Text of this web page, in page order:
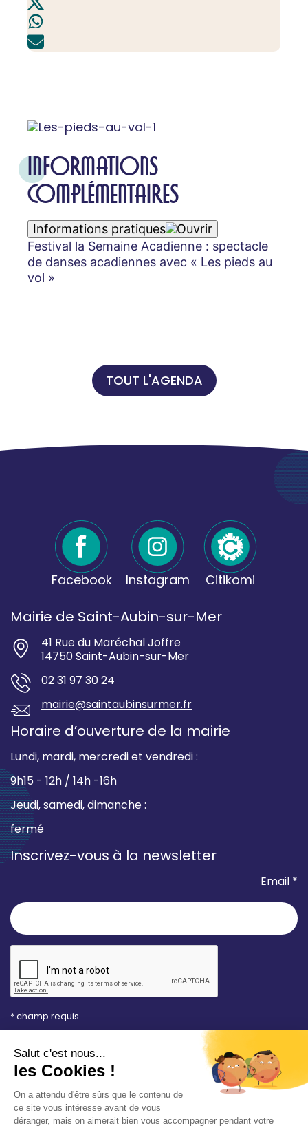
INFORMATIONS
COMPLÉMENTAIRES
Informations pratiques
Festival la Semaine Acadienne : spectacle
de danses acadiennes avec « Les pieds au
vol »
TOUT L'AGENDA
Facebook Instagram Citikomi
Mairie de Saint-Aubin-sur-Mer
41 Rue du Maréchal Joffre
14750 Saint-Aubin-sur-Mer
02 31 97 30 24
mairie@saintaubinsurmer.fr
Horaire d’ouverture de la mairie
Lundi, mardi, mercredi et vendredi :
9h15 - 12h / 14h -16h
Jeudi, samedi, dimanche :
fermé
Inscrivez-vous à la newsletter
Email *
* champ requis
vous envoyer les lettres d'information de la Mairie de
Saint-Aubin-sur-Mer. Vous pouvez à tout moment
utiliser le lien de désabonnement intégré dans la